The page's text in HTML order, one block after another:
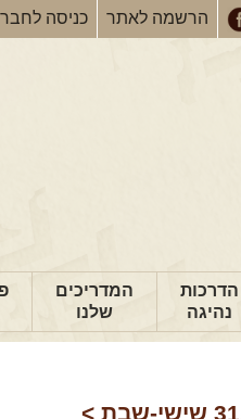
הרשמה לאתר כניסה
הדרכות
נהיגה
המדריכים
שלנו
שישי-שבת >